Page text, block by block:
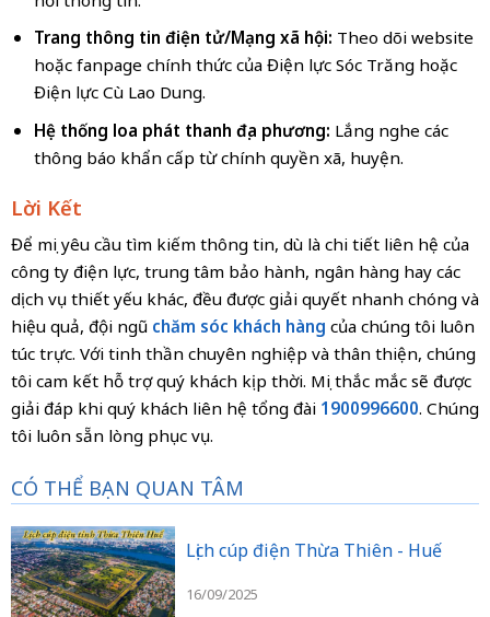
Trang thông tin điện tử/Mạng xã hội: Theo dõi website
hoặc fanpage chính thức của Điện lực Sóc Trăng hoặc
Điện lực Cù Lao Dung.
Hệ thống loa phát thanh địa phương: Lắng nghe các
thông báo khẩn cấp từ chính quyền xã, huyện.
Lời Kết
Để mọi yêu cầu tìm kiếm thông tin, dù là chi tiết liên hệ của
công ty điện lực, trung tâm bảo hành, ngân hàng hay các
dịch vụ thiết yếu khác, đều được giải quyết nhanh chóng và
hiệu quả, đội ngũ chăm sóc khách hàng của chúng tôi luôn
túc trực. Với tinh thần chuyên nghiệp và thân thiện, chúng
tôi cam kết hỗ trợ quý khách kịp thời. Mọi thắc mắc sẽ được
giải đáp khi quý khách liên hệ tổng đài 1900996600. Chúng
tôi luôn sẵn lòng phục vụ.
CÓ THỂ BẠN QUAN TÂM
Lịch cúp điện Thừa Thiên - Huế
16/09/2025